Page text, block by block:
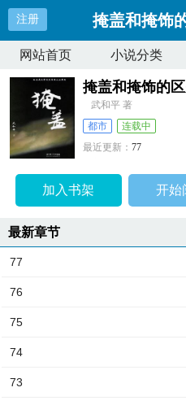
注册 掩盖和掩饰
网站首页 小说分类
掩盖和掩饰的
武和平 著
都市
连载中
最近更新：77
加入书架 开始
最新章节
77
76
75
74
73